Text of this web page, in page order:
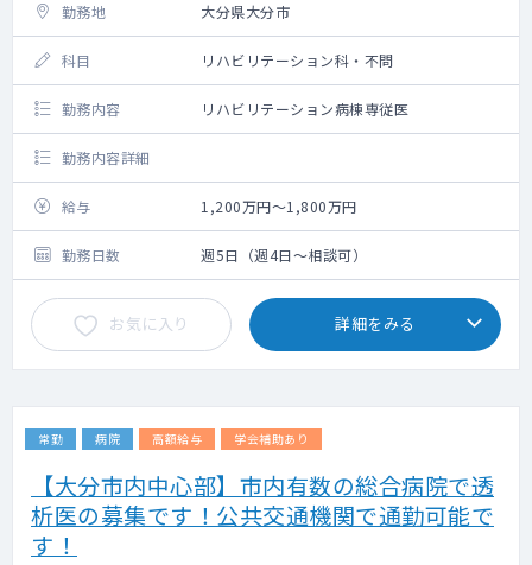
勤務地 大分県大分市
科目 リハビリテーション科・不問
勤務内容 リハビリテーション病棟専従医
勤務内容詳細
給与 1,200万円～1,800万円
勤務日数 週5日（週4日～相談可）
お気に入り 詳細をみる
常勤 病院 高額給与 学会補助あり
【大分市内中心部】市内有数の総合病院で透
析医の募集です！公共交通機関で通勤可能で
す！